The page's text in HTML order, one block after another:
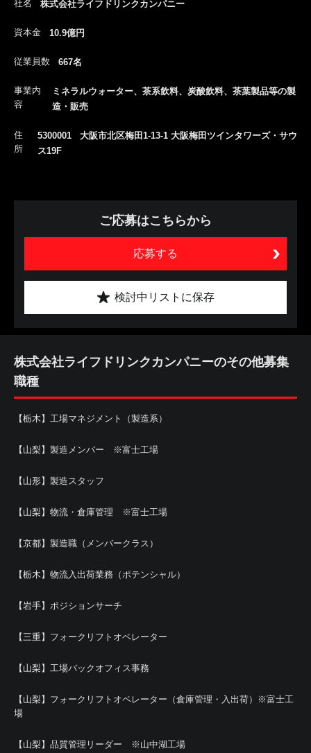
社名 株式会社ライフドリンクカンパニー
資本金 10.9億円
従業員数 667名
事業内
容
ミネラルウォーター、茶系飲料、炭酸飲料、茶葉製品等の製
造・販売
住
所
5300001 大阪市北区梅田1-13-1 大阪梅田ツインタワーズ・サウ
ス19F
ご応募はこちらから
応募する
検討中リストに保存
株式会社ライフドリンクカンパニーのその他募集
職種
【栃木】工場マネジメント（製造系）
【山梨】製造メンバー ※富士工場
【山形】製造スタッフ
【山梨】物流・倉庫管理 ※富士工場
【京都】製造職（メンバークラス）
【栃木】物流入出荷業務（ポテンシャル）
【岩手】ポジションサーチ
【三重】フォークリフトオペレーター
【山梨】工場バックオフィス事務
【山梨】フォークリフトオペレーター（倉庫管理・入出荷）※富士工
場
【山梨】品質管理リーダー ※山中湖工場